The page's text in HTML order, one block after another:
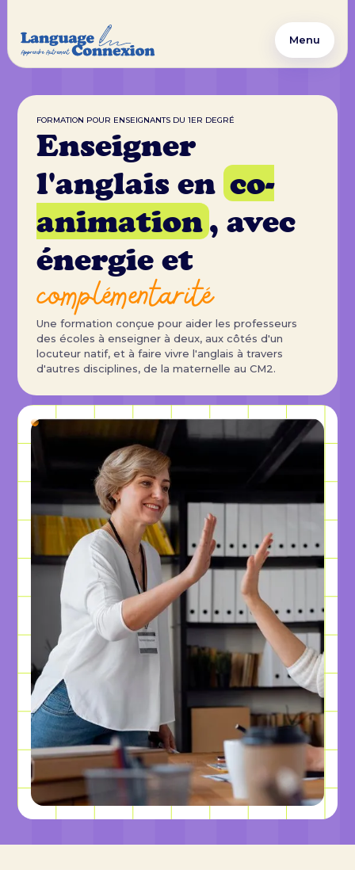
Menu
FORMATION POUR ENSEIGNANTS DU 1ER DEGRÉ
Enseigner
l'anglais enco-
animation, avec
énergie et
complémentarité
Une formation conçue pour aider les professeurs
des écoles à enseigner à deux, aux côtés d'un
locuteur natif, et à faire vivre l'anglais à travers
d'autres disciplines, de la maternelle au CM2.